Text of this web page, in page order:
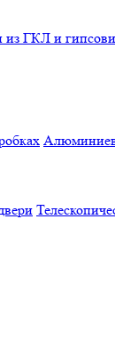
из ГКЛ и